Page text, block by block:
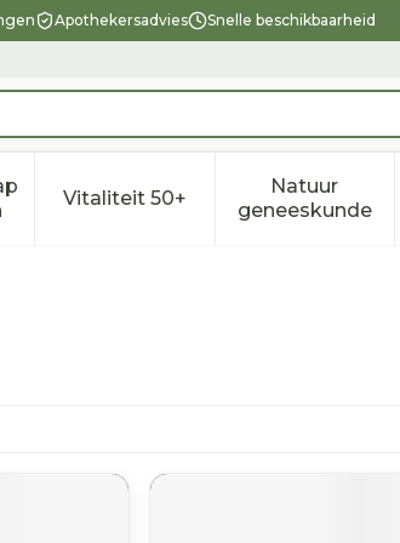
Apothekersadvies Snelle beschikbaarheid
en hygiëne categorie
voeding en vitamines categorie
voor Zwangerschap en
Vitaliteit 50+Toon submenu voor
Natuur
geneeskunde
Toon